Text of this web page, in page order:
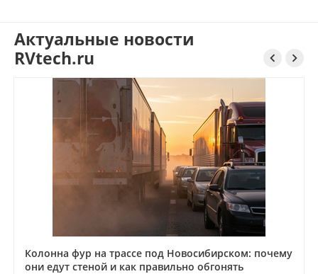
Актуальные новости
RVtech.ru
 
Колонна фур на трассе под Новосибирском: почему
они едут стеной и как правильно обгонять